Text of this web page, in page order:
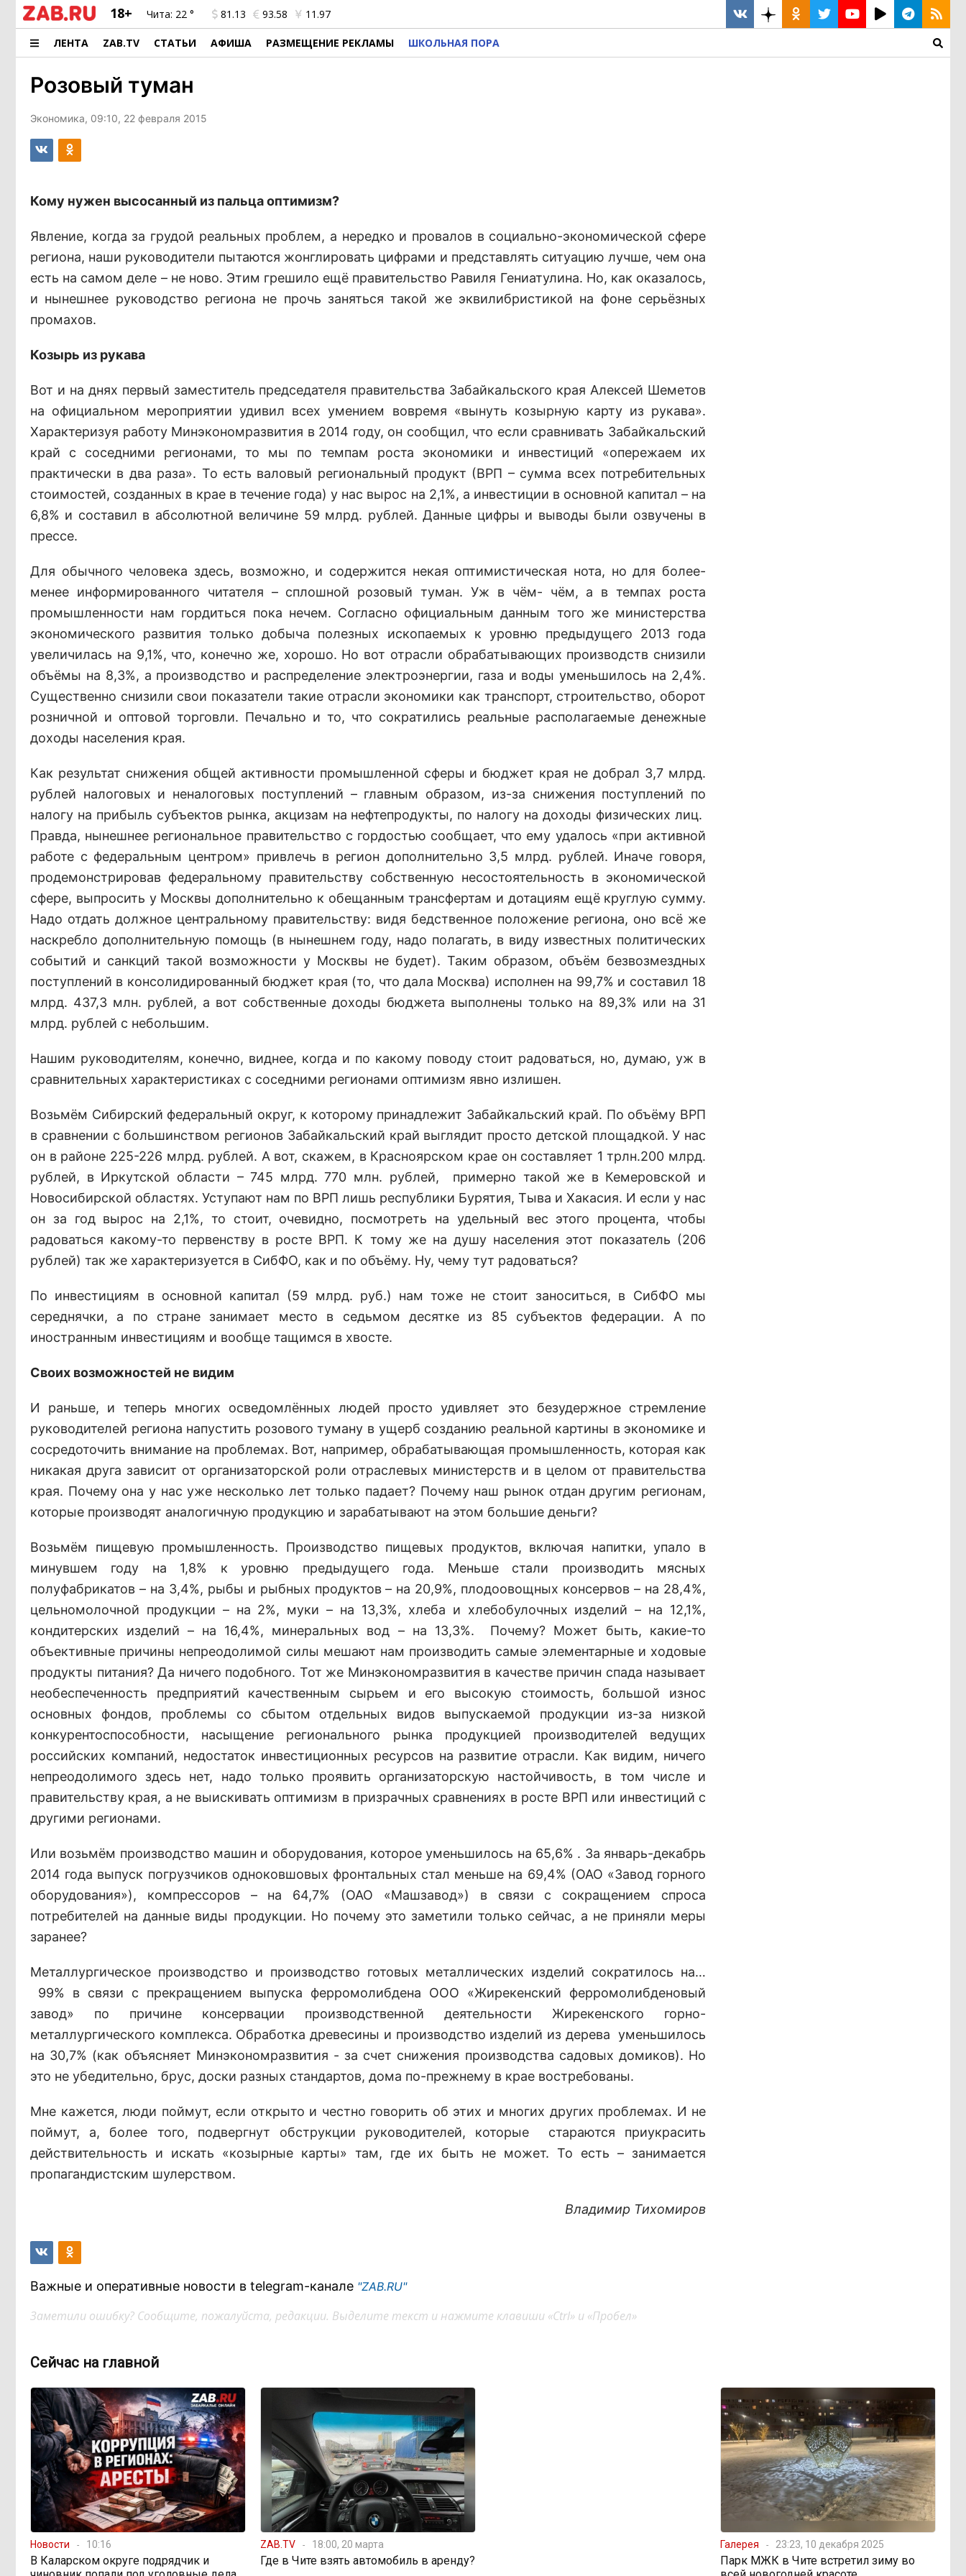
18+ Чита: 22 ° 81.13 93.58 11.97
ЛЕНТА ZAB.TV СТАТЬИ АФИША РАЗМЕЩЕНИЕ РЕКЛАМЫ ШКОЛЬНАЯ ПОРА
Розовый туман
Экономика, 09:10, 22 февраля 2015
Кому нужен высосанный из пальца оптимизм?
Явление, когда за грудой реальных проблем, а нередко и провалов в социально-экономической сфере
региона, наши руководители пытаются жонглировать цифрами и представлять ситуацию лучше, чем она
есть на самом деле – не ново. Этим грешило ещё правительство Равиля Гениатулина. Но, как оказалось,
и нынешнее руководство региона не прочь заняться такой же эквилибристикой на фоне серьёзных
промахов.
Козырь из рукава
Вот и на днях первый заместитель председателя правительства Забайкальского края Алексей Шеметов
на официальном мероприятии удивил всех умением вовремя «вынуть козырную карту из рукава».
Характеризуя работу Минэкономразвития в 2014 году, он сообщил, что если сравнивать Забайкальский
край с соседними регионами, то мы по темпам роста экономики и инвестиций «опережаем их
практически в два раза». То есть валовый региональный продукт (ВРП – сумма всех потребительных
стоимостей, созданных в крае в течение года) у нас вырос на 2,1%, а инвестиции в основной капитал – на
6,8% и составил в абсолютной величине 59 млрд. рублей. Данные цифры и выводы были озвучены в
прессе.
Для обычного человека здесь, возможно, и содержится некая оптимистическая нота, но для более-
менее информированного читателя – сплошной розовый туман. Уж в чём- чём, а в темпах роста
промышленности нам гордиться пока нечем. Согласно официальным данным того же министерства
экономического развития только добыча полезных ископаемых к уровню предыдущего 2013 года
увеличилась на 9,1%, что, конечно же, хорошо. Но вот отрасли обрабатывающих производств снизили
объёмы на 8,3%, а производство и распределение электроэнергии, газа и воды уменьшилось на 2,4%.
Существенно снизили свои показатели такие отрасли экономики как транспорт, строительство, оборот
розничной и оптовой торговли. Печально и то, что сократились реальные располагаемые денежные
доходы населения края.
Как результат снижения общей активности промышленной сферы и бюджет края не добрал 3,7 млрд.
рублей налоговых и неналоговых поступлений – главным образом, из-за снижения поступлений по
налогу на прибыль субъектов рынка, акцизам на нефтепродукты, по налогу на доходы физических лиц.
Правда, нынешнее региональное правительство с гордостью сообщает, что ему удалось «при активной
работе с федеральным центром» привлечь в регион дополнительно 3,5 млрд. рублей. Иначе говоря,
продемонстрировав федеральному правительству собственную несостоятельность в экономической
сфере, выпросить у Москвы дополнительно к обещанным трансфертам и дотациям ещё круглую сумму.
Надо отдать должное центральному правительству: видя бедственное положение региона, оно всё же
наскребло дополнительную помощь (в нынешнем году, надо полагать, в виду известных политических
событий и санкций такой возможности у Москвы не будет). Таким образом, объём безвозмездных
поступлений в консолидированный бюджет края (то, что дала Москва) исполнен на 99,7% и составил 18
млрд. 437,3 млн. рублей, а вот собственные доходы бюджета выполнены только на 89,3% или на 31
млрд. рублей с небольшим.
Нашим руководителям, конечно, виднее, когда и по какому поводу стоит радоваться, но, думаю, уж в
сравнительных характеристиках с соседними регионами оптимизм явно излишен.
Возьмём Сибирский федеральный округ, к которому принадлежит Забайкальский край. По объёму ВРП
в сравнении с большинством регионов Забайкальский край выглядит просто детской площадкой. У нас
он в районе 225-226 млрд. рублей. А вот, скажем, в Красноярском крае он составляет 1 трлн.200 млрд.
рублей, в Иркутской области – 745 млрд. 770 млн. рублей, примерно такой же в Кемеровской и
Новосибирской областях. Уступают нам по ВРП лишь республики Бурятия, Тыва и Хакасия. И если у нас
он за год вырос на 2,1%, то стоит, очевидно, посмотреть на удельный вес этого процента, чтобы
радоваться какому-то первенству в росте ВРП. К тому же на душу населения этот показатель (206
рублей) так же характеризуется в СибФО, как и по объёму. Ну, чему тут радоваться?
По инвестициям в основной капитал (59 млрд. руб.) нам тоже не стоит заноситься, в СибФО мы
середнячки, а по стране занимает место в седьмом десятке из 85 субъектов федерации. А по
иностранным инвестициям и вообще тащимся в хвосте.
Своих возможностей не видим
И раньше, и теперь многих осведомлённых людей просто удивляет это безудержное стремление
руководителей региона напустить розового туману в ущерб созданию реальной картины в экономике и
сосредоточить внимание на проблемах. Вот, например, обрабатывающая промышленность, которая как
никакая друга зависит от организаторской роли отраслевых министерств и в целом от правительства
края. Почему она у нас уже несколько лет только падает? Почему наш рынок отдан другим регионам,
которые производят аналогичную продукцию и зарабатывают на этом большие деньги?
Возьмём пищевую промышленность. Производство пищевых продуктов, включая напитки, упало в
минувшем году на 1,8% к уровню предыдущего года. Меньше стали производить мясных
полуфабрикатов – на 3,4%, рыбы и рыбных продуктов – на 20,9%, плодоовощных консервов – на 28,4%,
цельномолочной продукции – на 2%, муки – на 13,3%, хлеба и хлебобулочных изделий – на 12,1%,
кондитерских изделий – на 16,4%, минеральных вод – на 13,3%. Почему? Может быть, какие-то
объективные причины непреодолимой силы мешают нам производить самые элементарные и ходовые
продукты питания? Да ничего подобного. Тот же Минэкономразвития в качестве причин спада называет
необеспеченность предприятий качественным сырьем и его высокую стоимость, большой износ
основных фондов, проблемы со сбытом отдельных видов выпускаемой продукции из-за низкой
конкурентоспособности, насыщение регионального рынка продукцией производителей ведущих
российских компаний, недостаток инвестиционных ресурсов на развитие отрасли. Как видим, ничего
непреодолимого здесь нет, надо только проявить организаторскую настойчивость, в том числе и
правительству края, а не выискивать оптимизм в призрачных сравнениях в росте ВРП или инвестиций с
другими регионами.
Или возьмём производство машин и оборудования, которое уменьшилось на 65,6% . За январь-декабрь
2014 года выпуск погрузчиков одноковшовых фронтальных стал меньше на 69,4% (ОАО «Завод горного
оборудования»), компрессоров – на 64,7% (ОАО «Машзавод») в связи с сокращением спроса
потребителей на данные виды продукции. Но почему это заметили только сейчас, а не приняли меры
заранее?
Металлургическое производство и производство готовых металлических изделий сократилось на…
99% в связи с прекращением выпуска ферромолибдена ООО «Жирекенский ферромолибденовый
завод» по причине консервации производственной деятельности Жирекенского горно-
металлургического комплекса. Обработка древесины и производство изделий из дерева уменьшилось
на 30,7% (как объясняет Минэкономразвития - за счет снижения производства садовых домиков). Но
это не убедительно, брус, доски разных стандартов, дома по-прежнему в крае востребованы.
Мне кажется, люди поймут, если открыто и честно говорить об этих и многих других проблемах. И не
поймут, а, более того, подвергнут обструкции руководителей, которые стараются приукрасить
действительность и искать «козырные карты» там, где их быть не может. То есть – занимается
пропагандистским шулерством.
Владимир Тихомиров
Важные и оперативные новости в telegram-канале "ZAB.RU"
Заметили ошибку? Сообщите, пожалуйста, редакции. Выделите текст и нажмите клавиши «Ctrl» и «Пробел»
Сейчас на главной
Новости 10:16
В Каларском округе подрядчик и
ZAB.TV 18:00, 20 марта
Где в Чите взять автомобиль в аренду?
Галерея 23:23, 10 декабря 2025
Парк МЖК в Чите встретил зиму во